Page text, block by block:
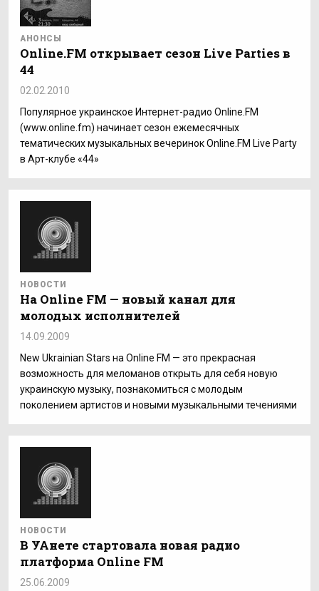
АНОНСЫ
Online.FM открывает сезон Live Parties в
44
02.02.2010
Популярное украинское Интернет-радио Online.FM
(www.online.fm) начинает сезон ежемесячных
тематических музыкальных вечеринок Online.FM Live Party
в Арт-клубе «44»
НОВОСТИ
На Online FМ — новый канал для
молодых исполнителей
14.09.2009
New Ukrainian Stars на Online FM — это прекрасная
возможность для меломанов открыть для себя новую
украинскую музыку, познакомиться с молодым
поколением артистов и новыми музыкальными течениями
НОВОСТИ
В УАнете стартовала новая радио
платформа Online FM
25.06.2009